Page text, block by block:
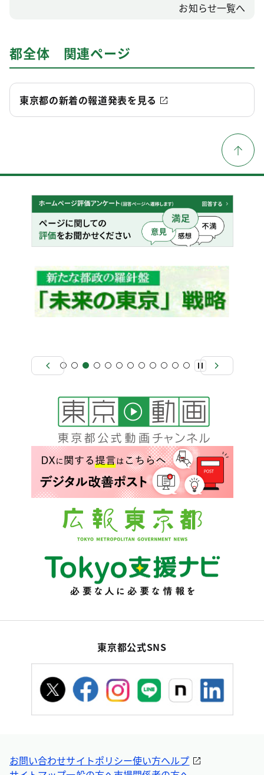
お知らせ一覧へ
都全体 関連ページ
東京都の新着の報道発表を見る
東京都公式SNS
お問い合わせサイトポリシー使い方ヘルプ